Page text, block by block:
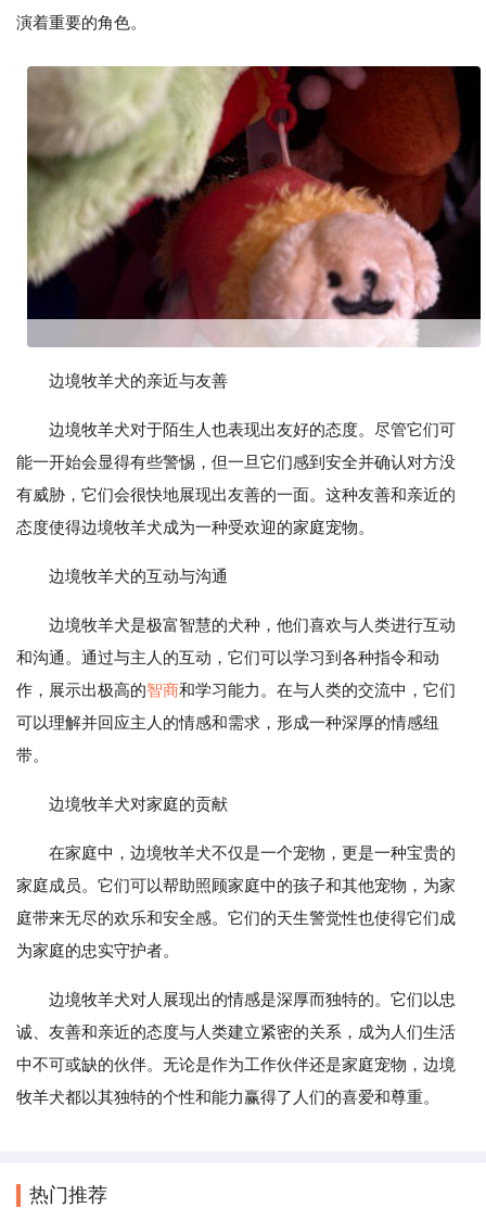
演着重要的角色。
边境牧羊犬的亲近与友善
边境牧羊犬对于陌生人也表现出友好的态度。尽管它们可
能一开始会显得有些警惕，但一旦它们感到安全并确认对方没
有威胁，它们会很快地展现出友善的一面。这种友善和亲近的
态度使得边境牧羊犬成为一种受欢迎的家庭宠物。
边境牧羊犬的互动与沟通
边境牧羊犬是极富智慧的犬种，他们喜欢与人类进行互动
和沟通。通过与主人的互动，它们可以学习到各种指令和动
作，展示出极高的智商和学习能力。在与人类的交流中，它们
可以理解并回应主人的情感和需求，形成一种深厚的情感纽
带。
边境牧羊犬对家庭的贡献
在家庭中，边境牧羊犬不仅是一个宠物，更是一种宝贵的
家庭成员。它们可以帮助照顾家庭中的孩子和其他宠物，为家
庭带来无尽的欢乐和安全感。它们的天生警觉性也使得它们成
为家庭的忠实守护者。
边境牧羊犬对人展现出的情感是深厚而独特的。它们以忠
诚、友善和亲近的态度与人类建立紧密的关系，成为人们生活
中不可或缺的伙伴。无论是作为工作伙伴还是家庭宠物，边境
牧羊犬都以其独特的个性和能力赢得了人们的喜爱和尊重。
热门推荐